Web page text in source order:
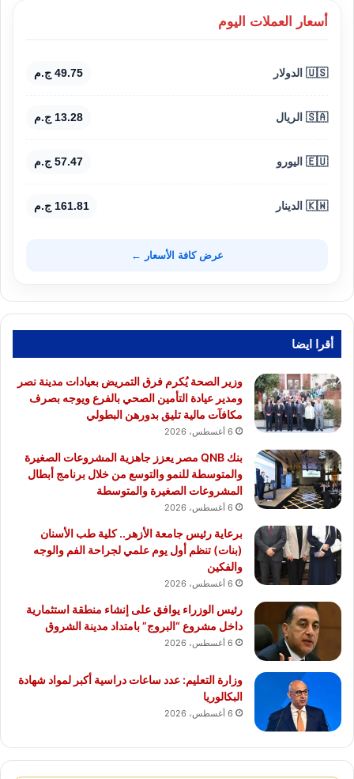
أسعار العملات اليوم
🇺🇸 الدولار 49.75 ج.م
🇸🇦 الريال 13.28 ج.م
🇪🇺 اليورو 57.47 ج.م
🇰🇼 الدينار 161.81 ج.م
عرض كافة الأسعار ←
أقرا ايضا
وزير الصحة يُكرم فرق التمريض بعيادات مدينة نصر
ومدير عيادة التأمين الصحي بالفرع ويوجه بصرف
مكافآت مالية تليق بدورهن البطولي
6 أغسطس، 2026
بنك QNB مصر يعزز جاهزية المشروعات الصغيرة
والمتوسطة للنمو والتوسع من خلال برنامج أبطال
المشروعات الصغيرة والمتوسطة
6 أغسطس، 2026
برعاية رئيس جامعة الأزهر.. كلية طب الأسنان
(بنات) تنظم أول يوم علمي لجراحة الفم والوجه
والفكين
6 أغسطس، 2026
رئيس الوزراء يوافق على إنشاء منطقة استثمارية
داخل مشروع “البروج” بامتداد مدينة الشروق
6 أغسطس، 2026
وزارة التعليم: عدد ساعات دراسية أكبر لمواد شهادة
البكالوريا
6 أغسطس، 2026